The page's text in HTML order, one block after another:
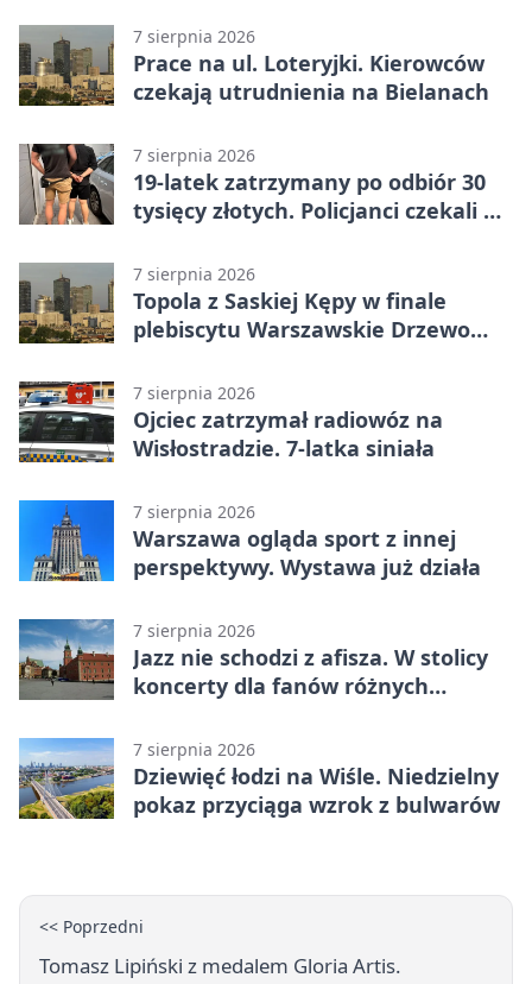
7 sierpnia 2026
Prace na ul. Loteryjki. Kierowców
czekają utrudnienia na Bielanach
7 sierpnia 2026
19-latek zatrzymany po odbiór 30
tysięcy złotych. Policjanci czekali w
7 sierpnia 2026
Topola z Saskiej Kępy w finale
plebiscytu Warszawskie Drzewo
7 sierpnia 2026
Ojciec zatrzymał radiowóz na
Wisłostradzie. 7-latka siniała
7 sierpnia 2026
Warszawa ogląda sport z innej
perspektywy. Wystawa już działa
7 sierpnia 2026
Jazz nie schodzi z afisza. W stolicy
koncerty dla fanów różnych
7 sierpnia 2026
Dziewięć łodzi na Wiśle. Niedzielny
pokaz przyciąga wzrok z bulwarów
<< Poprzedni
Tomasz Lipiński z medalem Gloria Artis.